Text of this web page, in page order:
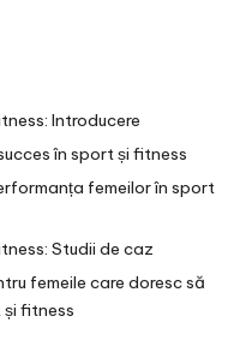
Introducere
în sport și fitness
femeilor în sport
Studii de caz
femeile care doresc să
fitness